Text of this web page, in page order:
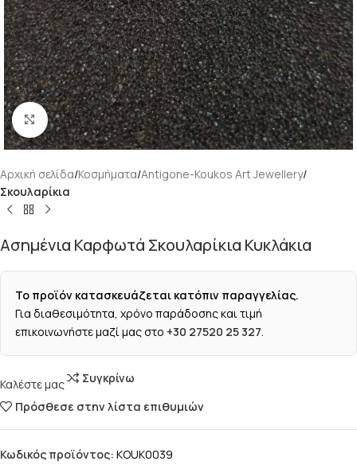
Κάντε κλικ για μεγέθυνση
Αρχική σελίδα Κοσμήματα Antigone-Koukos Art Jewellery
Σκουλαρίκια
Ασημένια Καρφωτά Σκουλαρίκια Κυκλάκια
Το προϊόν κατασκευάζεται κατόπιν παραγγελίας.
Για διαθεσιμότητα, χρόνο παράδοσης και τιμή
επικοινωνήστε μαζί μας στο +30 27520 25 327
Καλέστε μας
Συγκρίνω
Πρόσθεσε στην λίστα επιθυμιών
Κωδικός προϊόντος: KOUK0039